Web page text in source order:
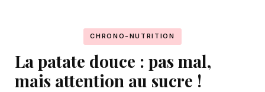
CHRONO-NUTRITION
La patate douce : pas mal,
mais attention au sucre !